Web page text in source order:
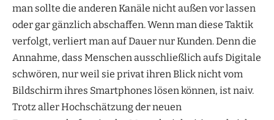
man sollte die anderen Kanäle nicht außen vor lassen
oder gar gänzlich abschaffen. Wenn man diese Taktik
verfolgt, verliert man auf Dauer nur Kunden. Denn die
Annahme, dass Menschen ausschließlich aufs Digitale
schwören, nur weil sie privat ihren Blick nicht vom
Bildschirm ihres Smartphones lösen können, ist naiv.
Trotz aller Hochschätzung der neuen